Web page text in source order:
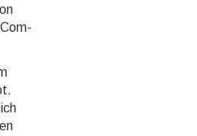
Com­